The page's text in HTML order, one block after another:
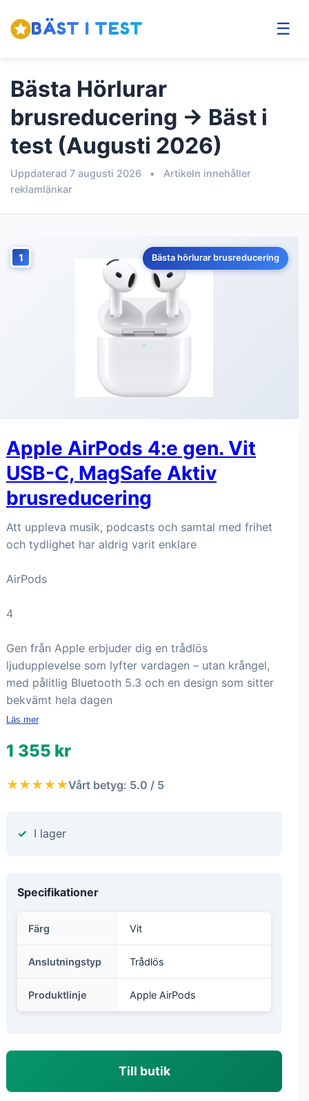
BÄST I TEST ☰
Bästa Hörlurar
brusreducering → Bäst i
test (Augusti 2026)
Uppdaterad 7 augusti 2026 •
Artikeln innehåller
reklamlänkar
1 Bästa hörlurar brusreducering
Apple AirPods 4:e gen. Vit
USB-C, MagSafe Aktiv
brusreducering
Att uppleva musik, podcasts och samtal med frihet
och tydlighet har aldrig varit enklare
AirPods
4
Gen från Apple erbjuder dig en trådlös
ljudupplevelse som lyfter vardagen – utan krångel,
med pålitlig Bluetooth 5.3 och en design som sitter
bekvämt hela dagen
Läs mer
1 355 kr
★★★★★Vårt betyg: 5.0 / 5
I lager
Specifikationer
Färg Vit
Anslutningstyp Trådlös
Produktlinje Apple AirPods
Till butik